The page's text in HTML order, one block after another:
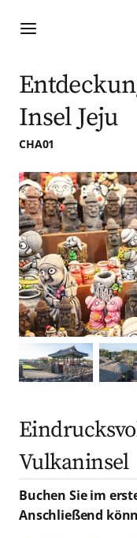
Insel Jeju
CHA01
Vulkaninsel
Buchen Sie im
Anschließend